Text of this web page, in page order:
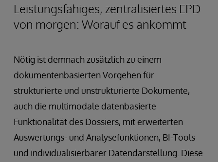
Leistungsfähiges, zentralisiertes EPD
von morgen: Worauf es ankommt
Nötig ist demnach zusätzlich zu einem
dokumentenbasierten Vorgehen für
strukturierte und unstrukturierte Dokumente,
auch die multimodale datenbasierte
Funktionalität des Dossiers, mit erweiterten
Auswertungs- und Analysefunktionen, BI-Tools
und individualisierbarer Datendarstellung. Diese